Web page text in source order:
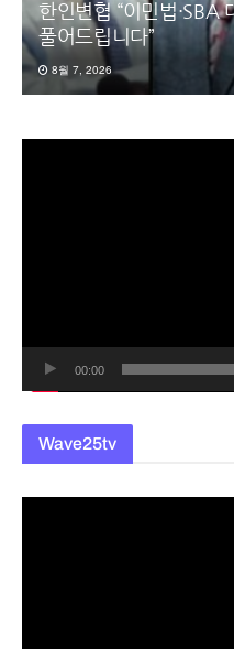
한인변협 “이민법·SBA
풀어드립니다”
8월 7, 2026
00:00
Wave25tv